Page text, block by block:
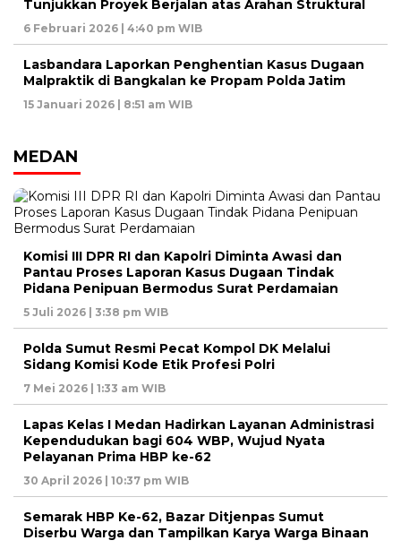
Tunjukkan Proyek Berjalan atas Arahan Struktural
6 Februari 2026 | 4:40 pm WIB
Lasbandara Laporkan Penghentian Kasus Dugaan
Malpraktik di Bangkalan ke Propam Polda Jatim
15 Januari 2026 | 8:51 am WIB
MEDAN
Komisi III DPR RI dan Kapolri Diminta Awasi dan
Pantau Proses Laporan Kasus Dugaan Tindak
Pidana Penipuan Bermodus Surat Perdamaian
5 Juli 2026 | 3:38 pm WIB
Polda Sumut Resmi Pecat Kompol DK Melalui
Sidang Komisi Kode Etik Profesi Polri
7 Mei 2026 | 1:33 am WIB
Lapas Kelas I Medan Hadirkan Layanan Administrasi
Kependudukan bagi 604 WBP, Wujud Nyata
Pelayanan Prima HBP ke-62
30 April 2026 | 10:37 pm WIB
Semarak HBP Ke-62, Bazar Ditjenpas Sumut
Diserbu Warga dan Tampilkan Karya Warga Binaan